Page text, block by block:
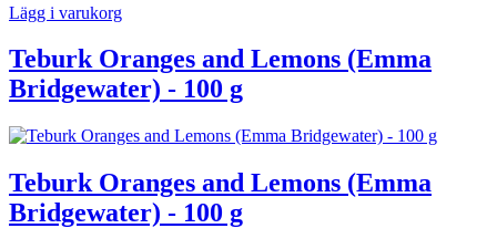
Lägg i varukorg
Teburk Oranges and Lemons (Emma
Bridgewater) - 100 g
Teburk Oranges and Lemons (Emma
Bridgewater) - 100 g